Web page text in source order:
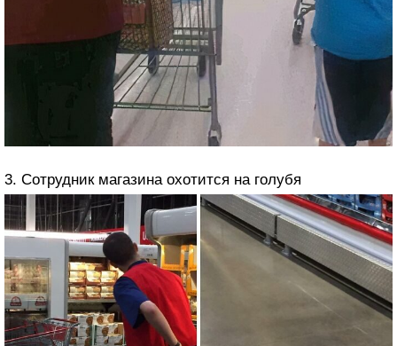
3. Сотрудник магазина охотится на голубя